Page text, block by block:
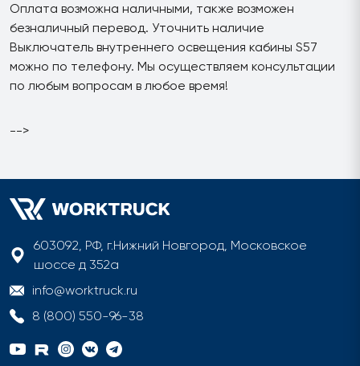
Оплата возможна наличными, также возможен
безналичный перевод. Уточнить наличие
Выключатель внутреннего освещения кабины S57
можно по телефону. Мы осуществляем консультации
по любым вопросам в любое время!
-->
603092, РФ, г.Нижний Новгород, Московское
шоссе д 352а
info@worktruck.ru
8 (800) 550-96-38